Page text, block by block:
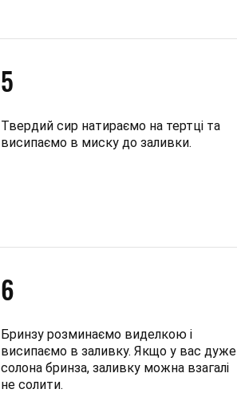
5
Твердий сир натираємо на тертці та
висипаємо в миску до заливки.
6
Бринзу розминаємо виделкою і
висипаємо в заливку. Якщо у вас дуже
солона бринза, заливку можна взагалі
не солити.